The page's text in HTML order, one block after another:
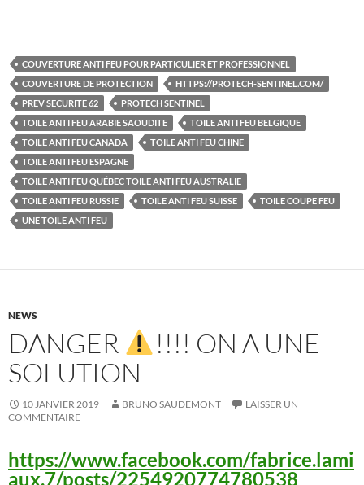
COUVERTURE ANTI FEU POUR PARTICULIER ET PROFESSIONNEL
COUVERTURE DE PROTECTION
HTTPS://PROTECH-SENTINEL.COM/
PREV SECURITE 62
PROTECH SENTINEL
TOILE ANTI FEU ARABIE SAOUDITE
TOILE ANTI FEU BELGIQUE
TOILE ANTI FEU CANADA
TOILE ANTI FEU CHINE
TOILE ANTI FEU ESPAGNE
TOILE ANTI FEU QUÉBEC TOILE ANTI FEU AUSTRALIE
TOILE ANTI FEU RUSSIE
TOILE ANTI FEU SUISSE
TOILE COUPE FEU
UNE TOILE ANTI FEU
NEWS
DANGER
!!!! ON A UNE
SOLUTION
10 JANVIER 2019 BRUNO SAUDEMONT
LAISSER UN
COMMENTAIRE
https://www.facebook.com/fabrice.lami
aux.7/posts/2254920774780538